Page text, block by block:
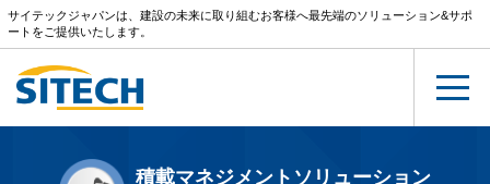
サイテックジャパンは、建設の未来に取り組むお客様へ最先端のソリューション&サポ
ートをご提供いたします。
積載マネジメントソリューション